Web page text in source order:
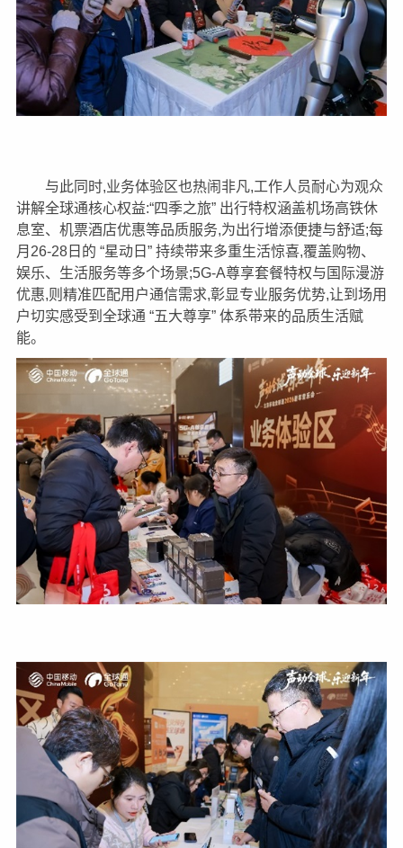
与此同时,业务体验区也热闹非凡,工作人员耐心为观众
讲解全球通核心权益:“四季之旅” 出行特权涵盖机场高铁休
息室、机票酒店优惠等品质服务,为出行增添便捷与舒适;每
月26-28日的 “星动日” 持续带来多重生活惊喜,覆盖购物、
娱乐、生活服务等多个场景;5G-A尊享套餐特权与国际漫游
优惠,则精准匹配用户通信需求,彰显专业服务优势,让到场用
户切实感受到全球通 “五大尊享” 体系带来的品质生活赋
能。